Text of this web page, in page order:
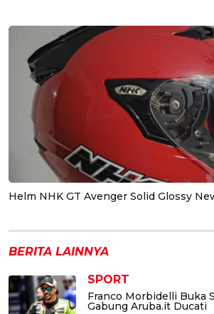
Helm NHK GT Avenger Solid Glossy
BERITA LAINNYA
SPORT
Franco Morbidelli Buka
Gabung Aruba.it Ducati